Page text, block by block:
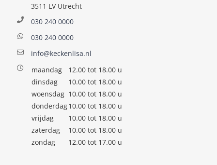
3511 LV Utrecht
030 240 0000
030 240 0000
info@keckenlisa.nl
maandag
12.00 tot 18.00 u
dinsdag
10.00 tot 18.00 u
woensdag 10.00 tot 18.00 u
donderdag10.00 tot 18.00 u
vrijdag
10.00 tot 18.00 u
zaterdag
10.00 tot 18.00 u
zondag
12.00 tot 17.00 u